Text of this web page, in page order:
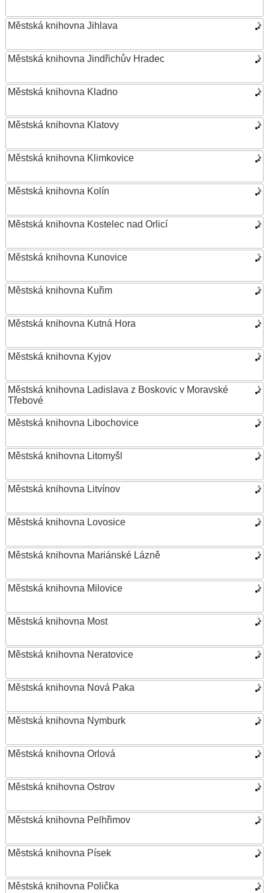
Městská knihovna Jihlava
Městská knihovna Jindřichův Hradec
Městská knihovna Kladno
Městská knihovna Klatovy
Městská knihovna Klimkovice
Městská knihovna Kolín
Městská knihovna Kostelec nad Orlicí
Městská knihovna Kunovice
Městská knihovna Kuřim
Městská knihovna Kutná Hora
Městská knihovna Kyjov
Městská knihovna Ladislava z Boskovic v Moravské
Třebové
Městská knihovna Libochovice
Městská knihovna Litomyšl
Městská knihovna Litvínov
Městská knihovna Lovosice
Městská knihovna Mariánské Lázně
Městská knihovna Milovice
Městská knihovna Most
Městská knihovna Neratovice
Městská knihovna Nová Paka
Městská knihovna Nymburk
Městská knihovna Orlová
Městská knihovna Ostrov
Městská knihovna Pelhřimov
Městská knihovna Písek
Městská knihovna Polička